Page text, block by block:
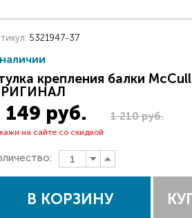
5321947-37
крепления балки
149 руб. 1 210 руб.
на сайте со скидкой
В КОРЗИНУ